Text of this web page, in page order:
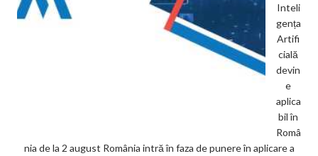
Inteli
gența
Artifi
cială
devin
e
aplica
bil în
Româ
nia de la 2 august România intră în faza de punere în aplicare a